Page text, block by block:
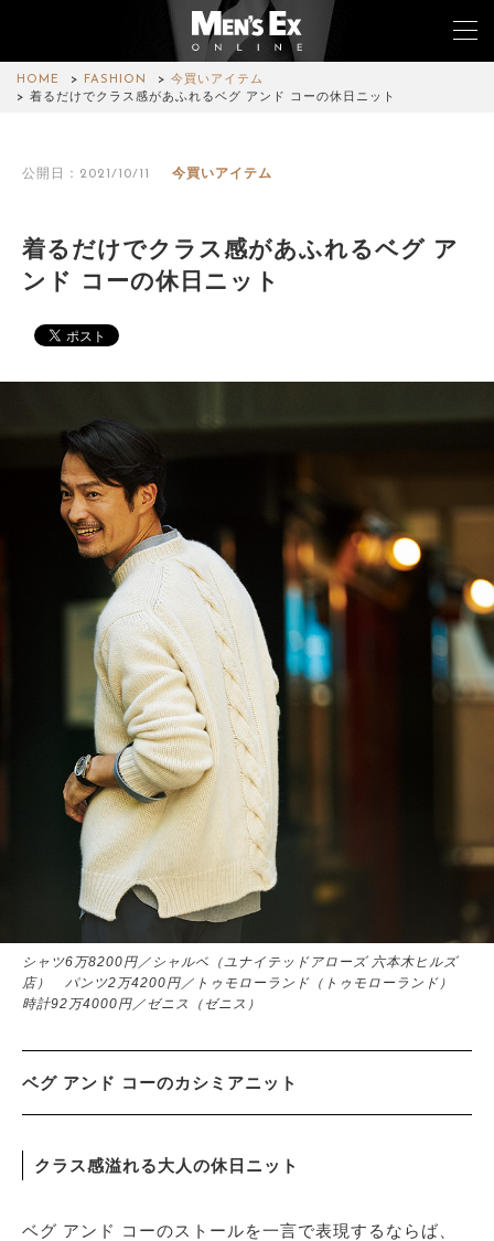
HOME FASHION
今買いアイテム
着るだけでクラス感があふれるベグ アンド コーの休日ニット
公開日：2021/10/11 今買いアイテム
着るだけでクラス感があふれるベグ ア
ンド コーの休日ニット
シャツ6万8200円／シャルベ（ユナイテッドアローズ 六本木ヒルズ
店） パンツ2万4200円／トゥモローランド（トゥモローランド）
時計92万4000円／ゼニス（ゼニス）
ベグ アンド コーのカシミアニット
クラス感溢れる大人の休日ニット
ベグ アンド コーのストールを一言で表現するならば、
WATCH
CAR&BIKE
LIFESTYLE
MAGAZINE
ABOUT SITE
サイトマップ